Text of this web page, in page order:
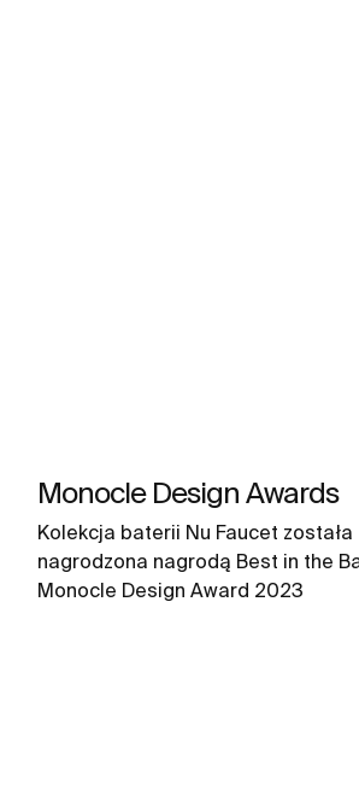
Monocle Design Awards
Kolekcja baterii Nu Faucet została
nagrodzona nagrodą Best in the
Monocle Design Award 2023